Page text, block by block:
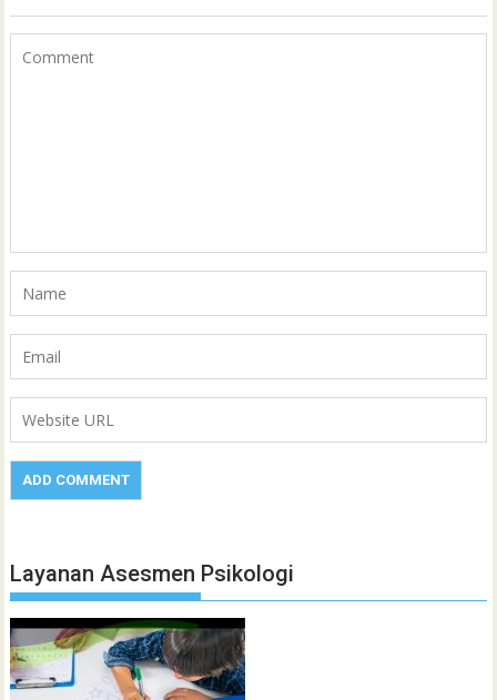
Layanan Asesmen Psikologi